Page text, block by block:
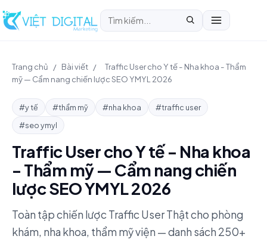
Trang chủ / Bài viết /
Traffic User cho Y tế - Nha khoa - Thẩm
mỹ — Cẩm nang chiến lược SEO YMYL 2026
#y tế #thẩm mỹ #nha khoa
#traffic user
#seo ymyl
Traffic User cho Y tế - Nha khoa
- Thẩm mỹ — Cẩm nang chiến
lược SEO YMYL 2026
Toàn tập chiến lược Traffic User Thật cho phòng
khám, nha khoa, thẩm mỹ viện — danh sách 250+